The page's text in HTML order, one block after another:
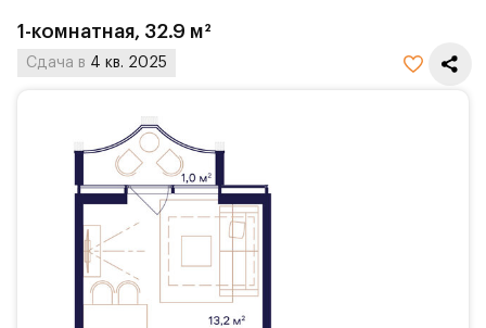
1-комнатная, 32.9 м²
Сдача в 4 кв. 2025